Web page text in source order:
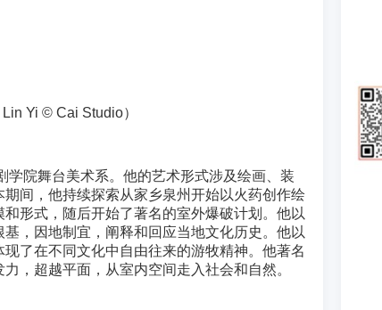
Yi © Cai Studio）
学院舞台美术系。他的艺术形式涉及绘画、装
间，他持续探索从家乡泉州开始以火药创作绘
形式，随后开始了著名的室外爆破计划。他以
，因地制宜，阐释和回应当地文化历史。他以
了在不同文化中自由往来的游牧精神。他著名
，超越平面，从室内空间走入社会和自然。